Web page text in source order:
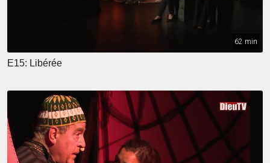
62 min
E15: Libérée